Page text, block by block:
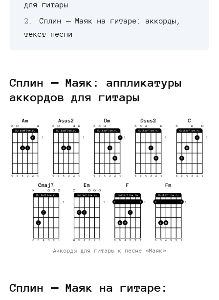
для гитары
Сплин — Маяк на гитаре: аккорды,
текст песни
Сплин — Маяк: аппликатуры
аккордов для гитары
Аккорды для гитары к песне «Маяк»
Сплин — Маяк на гитаре: